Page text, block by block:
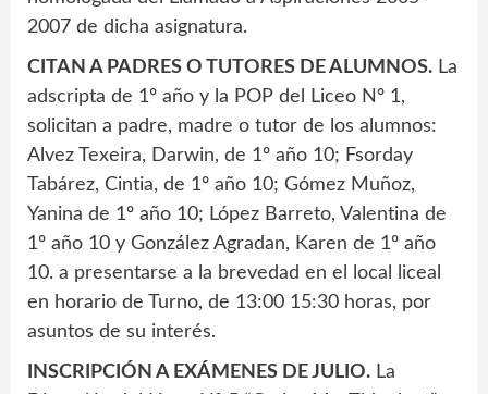
2007 de dicha asignatura.
CITAN A PADRES O TUTORES DE ALUMNOS. La
adscripta de 1º año y la POP del Liceo Nº 1,
solicitan a padre, madre o tutor de los alumnos:
Alvez Texeira, Darwin, de 1º año 10; Fsorday
Tabárez, Cintia, de 1º año 10; Gómez Muñoz,
Yanina de 1º año 10; López Barreto, Valentina de
1º año 10 y González Agradan, Karen de 1º año
10. a presentarse a la brevedad en el local liceal
en horario de Turno, de 13:00 15:30 horas, por
asuntos de su interés.
INSCRIPCIÓN A EXÁMENES DE JULIO. La